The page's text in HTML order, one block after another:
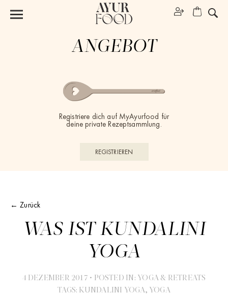
ANGEBOT
Registriere dich auf MyAyurfood für
deine private Rezeptsammlung.
REGISTRIEREN
← Zurück
WAS IST KUNDALINI
YOGA
4 DEZEMBER 2017 • POSTED IN: YOGA & RETREATS
TAGS: KUNDALINI YOGA, YOGA